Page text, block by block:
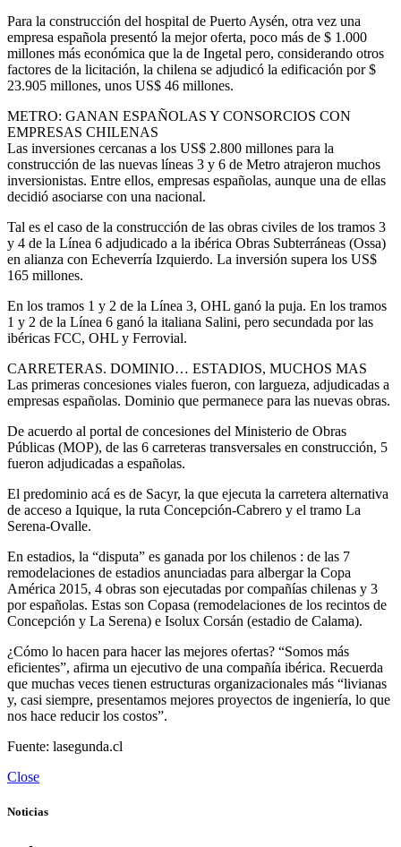
Para la construcción del hospital de Puerto Aysén, otra vez una
empresa española presentó la mejor oferta, poco más de $ 1.000
millones más económica que la de Ingetal pero, considerando otros
factores de la licitación, la chilena se adjudicó la edificación por $
23.905 millones, unos US$ 46 millones.
METRO: GANAN ESPAÑOLAS Y CONSORCIOS CON
EMPRESAS CHILENAS
Las inversiones cercanas a los US$ 2.800 millones para la
construcción de las nuevas líneas 3 y 6 de Metro atrajeron muchos
inversionistas. Entre ellos, empresas españolas, aunque una de ellas
decidió asociarse con una nacional.
Tal es el caso de la construcción de las obras civiles de los tramos 3
y 4 de la Línea 6 adjudicado a la ibérica Obras Subterráneas (Ossa)
en alianza con Echeverría Izquierdo. La inversión supera los US$
165 millones.
En los tramos 1 y 2 de la Línea 3, OHL ganó la puja. En los tramos
1 y 2 de la Línea 6 ganó la italiana Salini, pero secundada por las
ibéricas FCC, OHL y Ferrovial.
CARRETERAS. DOMINIO… ESTADIOS, MUCHOS MAS
Las primeras concesiones viales fueron, con largueza, adjudicadas a
empresas españolas. Dominio que permanece para las nuevas obras.
De acuerdo al portal de concesiones del Ministerio de Obras
Públicas (MOP), de las 6 carreteras transversales en construcción, 5
fueron adjudicadas a españolas.
El predominio acá es de Sacyr, la que ejecuta la carretera alternativa
de acceso a Iquique, la ruta Concepción-Cabrero y el tramo La
Serena-Ovalle.
En estadios, la “disputa” es ganada por los chilenos : de las 7
remodelaciones de estadios anunciadas para albergar la Copa
América 2015, 4 obras son ejecutadas por compañías chilenas y 3
por españolas. Estas son Copasa (remodelaciones de los recintos de
Concepción y La Serena) e Isolux Corsán (estadio de Calama).
¿Cómo lo hacen para hacer las mejores ofertas? “Somos más
eficientes”, afirma un ejecutivo de una compañía ibérica. Recuerda
que muchas veces tienen estructuras organizacionales más “livianas
y, casi siempre, presentamos mejores proyectos de ingeniería, lo que
nos hace reducir los costos”.
Fuente: lasegunda.cl
Close
Noticias